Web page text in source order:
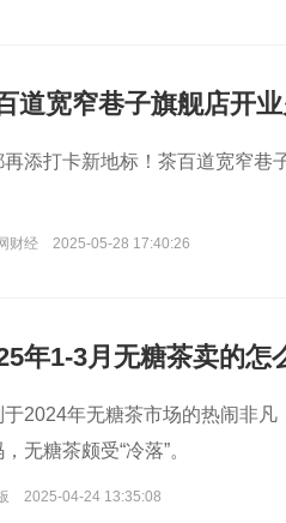
道宽窄巷子旗舰店开
再添打卡新地标！茶百道宽窄巷
财经 2025-05-28 17:40:26
年1-3月无糖茶卖的怎
于2024年无糖茶市场的热闹非
无糖茶颇受“冷落”。
2025-04-24 13:35:08